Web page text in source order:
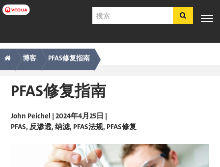
跳
转
要
内
容
搜
索
主
导
专业知
识
行业应
用
产品与服
务
简体中文
COA
简介
痕
迹
航
博客 PFAS修复指南
PFAS修复指南
John Peichel | 2024年4月25日 |
PFAS 反渗透 纳滤 PFAS法规 PFAS修复